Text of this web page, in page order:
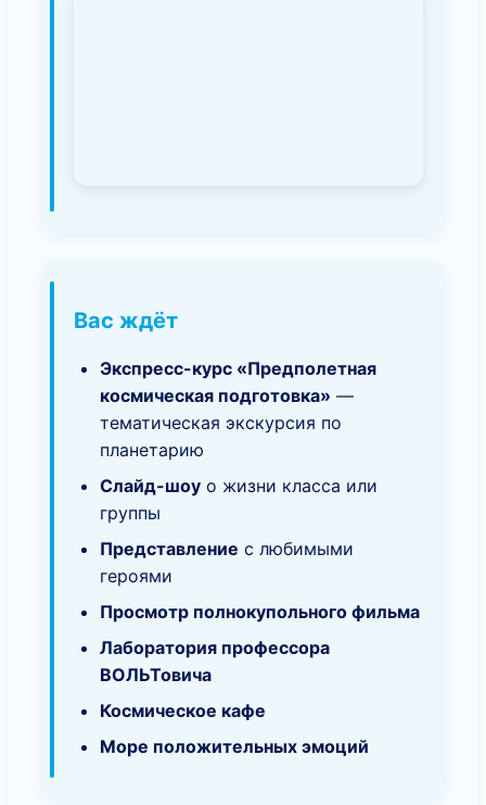
Вас ждёт
Экспресс-курс «Предполетная
космическая подготовка» —
тематическая экскурсия по
планетарию
Слайд-шоу о жизни класса или
группы
Представление с любимыми
героями
Просмотр полнокупольного фильма
Лаборатория профессора
ВОЛЬТовича
Космическое кафе
Море положительных эмоций